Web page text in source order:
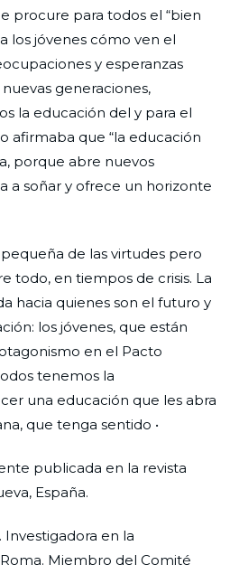
procure para todos el “bien
los jóvenes cómo ven el
y esperanzas
generaciones,
la educación del y para el
afirmaba que “la educación
porque abre nuevos
a soñar y ofrece un horizonte
de las virtudes pero
todo, en tiempos de crisis. La
hacia quienes son el futuro y
los jóvenes, que están
en el Pacto
tenemos la
una educación que les abra
que tenga sentido •
publicada en la revista
España.
en la
Miembro del Comité